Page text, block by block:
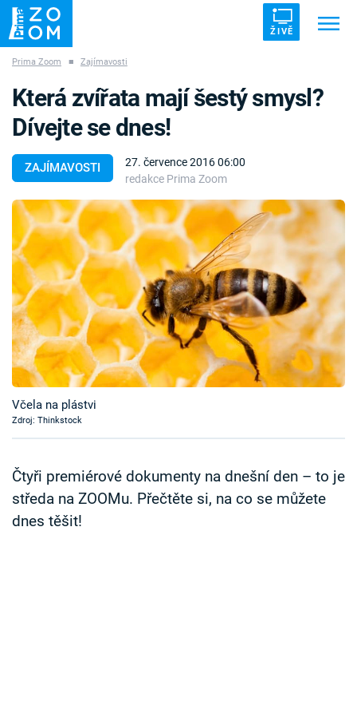
ŽIVĚ
ZÁHADY VETŘELCI DÁVNOVĚKU
Témata
Témata
Pořady
TV Program
Časopis
Sledujte prima+
Sledujte nás
Prima Zoom ■ Zajímavosti
ZAJÍMAVOSTI
27. července 2016 06:00
redakce Prima Zoom
Která zvířata mají šestý smysl?
Dívejte se dnes!
Včela na plástvi
Zdroj: Thinkstock
Čtyři premiérové dokumenty na dnešní den – to je
středa na ZOOMu. Přečtěte si, na co se můžete
dnes těšit!